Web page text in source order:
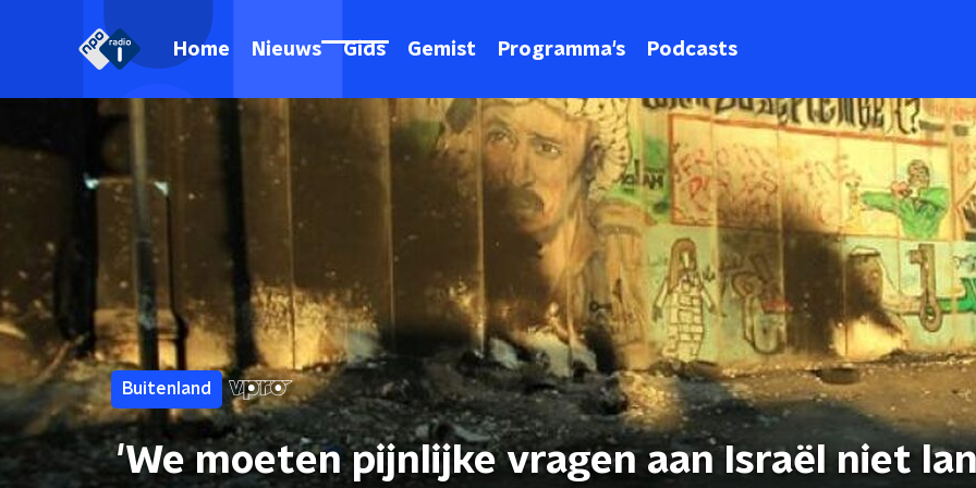
Home Nieuws Gids Gemist Programma's Podcasts
Buitenland
'We moeten pijnlijke vragen aan Israël niet